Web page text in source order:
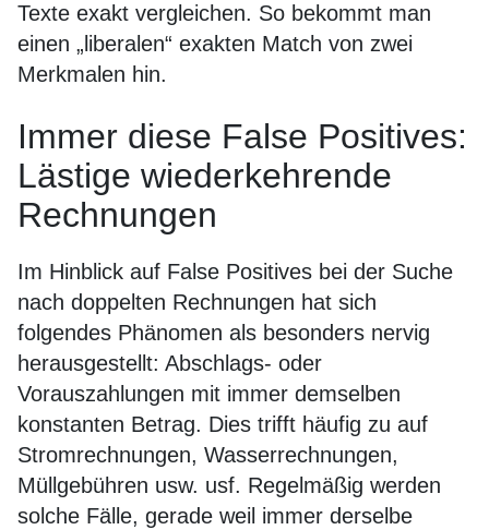
Texte exakt vergleichen. So bekommt man
einen „liberalen“ exakten Match von zwei
Merkmalen hin.
Immer diese False Positives:
Lästige wiederkehrende
Rechnungen
Im Hinblick auf False Positives bei der Suche
nach doppelten Rechnungen hat sich
folgendes Phänomen als besonders nervig
herausgestellt: Abschlags- oder
Vorauszahlungen mit immer demselben
konstanten Betrag. Dies trifft häufig zu auf
Stromrechnungen, Wasserrechnungen,
Müllgebühren usw. usf. Regelmäßig werden
solche Fälle, gerade weil immer derselbe